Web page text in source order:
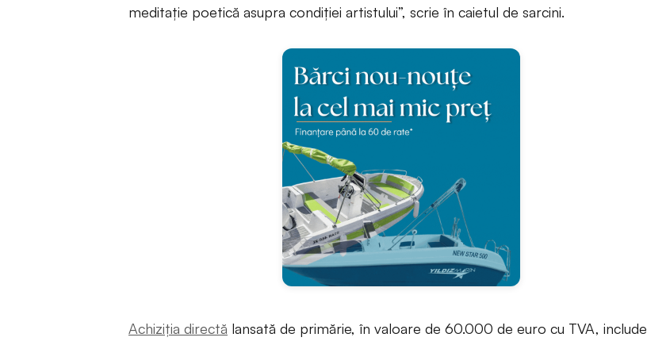
meditație poetică asupra condiției artistului”, scrie în caietul de sarcini.
Achiziția directă lansată de primărie, în valoare de 60.000 de euro cu TVA, include